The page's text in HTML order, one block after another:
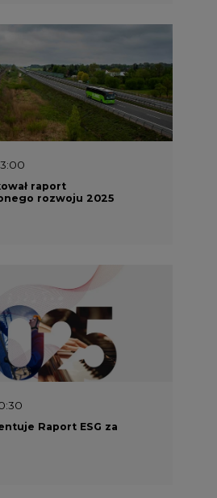
raport
rozwoju 2025
Raport ESG za